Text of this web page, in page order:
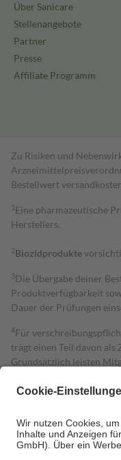
Über Sanicare
Stellenangebote
Partner
Presse
Affiliate Programm
Zu Risiken und
Bestell­wert
1 Eine pharmazeutische
Herstellers.
2Biozidprodukte
3Die Übergabe deiner
Produktverfügbarkeit
Dauer der Prüfungen
4Für
trägt einen Teil davon als
Grundsätzlich leisten
Diese Regeln gelten
Um das Engagement
• Kindern und
• Untersuchungen zur